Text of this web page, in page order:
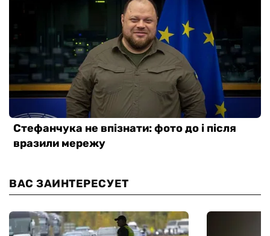
ВАС ЗАИНТЕРЕСУЕТ